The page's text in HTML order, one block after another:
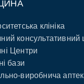
клініка
консультативний
Центри
бази
виробнича